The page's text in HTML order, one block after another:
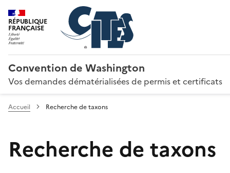
RÉPUBLIQUE
FRANÇAISE
Convention de Washington
Vos demandes dématérialisées de permis et certificats
Accueil Recherche de taxons
Recherche de taxons